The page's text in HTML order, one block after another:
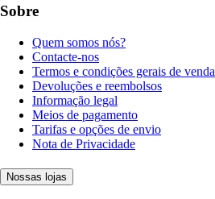
Sobre
Quem somos nós?
Contacte-nos
Termos e condições gerais de venda
Devoluções e reembolsos
Informação legal
Meios de pagamento
Tarifas e opções de envio
Nota de Privacidade
Nossas lojas